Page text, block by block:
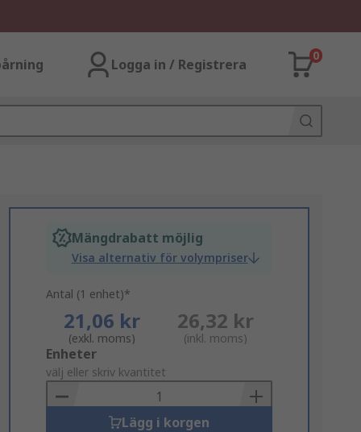
Logga in / Registrera
0
Mängdrabatt möjlig
Visa alternativ för volympriser
Antal (1 enhet)*
21,06 kr
(exkl. moms)
26,32 kr
(inkl. moms)
Add
to
Basket
Enheter
välj eller skriv kvantitet
Lägg i korgen